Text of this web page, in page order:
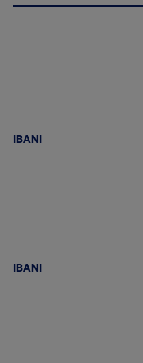
IBANI
IBANI